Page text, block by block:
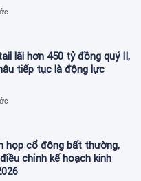
lãi hơn 450 tỷ đồng quý II,
tiếp tục là động lực
họp cổ đông bất thường,
chỉnh kế hoạch kinh